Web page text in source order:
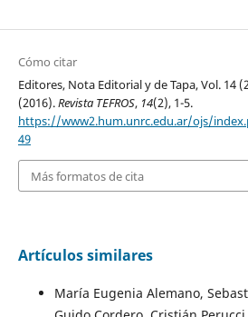
Cómo citar
Editores, Nota Editorial y de Tapa, Vol. 14
(2016).Revista TEFROS, 14(2), 1-5.
https://www2.hum.unrc.edu.ar/ojs/
49
Más formatos de cita
Artículos similares
María Eugenia Alemano,